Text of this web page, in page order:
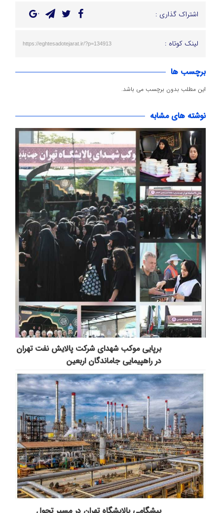
اشتراک گذاری :
لینک کوتاه : https://eghtesadotejarat.ir/?p=134913
برچسب ها
این مطلب بدون برچسب می باشد.
نوشته های مشابه
برپایی موکب شهدای شرکت پالایش نفت تهران
در راهپیمایی جاماندگان اربعین